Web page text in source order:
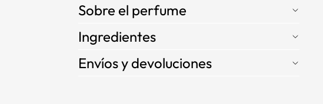
Sobre el perfume
Ingredientes
Envíos y devoluciones